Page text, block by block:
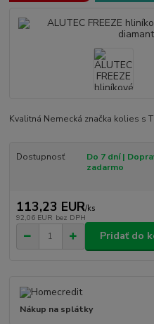
Kvalitná Nemecká značka kolies s
Dostupnosť
Do 7 dní |
zadarmo
113,23 EUR/ks
92,06 EUR bez DPH
Pridať do
Nákup na splátky